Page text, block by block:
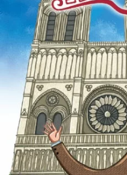
女裝 男裝
日本購物 電子/紙本書
HOT